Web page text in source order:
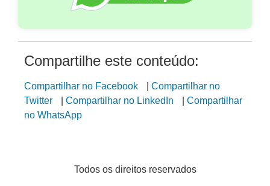
Compartilhe este conteúdo:
Compartilhar no Facebook
Compartilhar no
Twitter
Compartilhar no LinkedIn
Compartilhar
no WhatsApp
Todos os direitos reservados